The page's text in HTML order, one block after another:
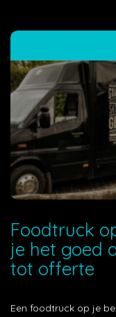
Foodtruck
je het goed
tot offerte
Een foodtruck op je